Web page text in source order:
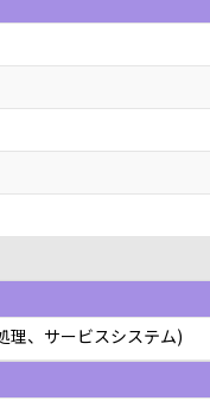
理、サービスシステム)